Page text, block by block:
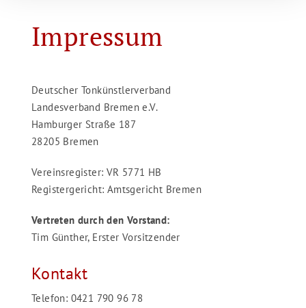
Impressum
Deutscher Tonkünstlerverband
Landesverband Bremen e.V.
Hamburger Straße 187
28205 Bremen
Vereinsregister: VR 5771 HB
Registergericht: Amtsgericht Bremen
Vertreten durch den Vorstand:
Tim Günther, Erster Vorsitzender
Kontakt
Telefon: 0421 790 96 78